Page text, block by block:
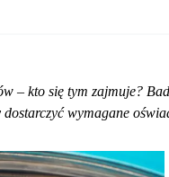
– kto się tym zajmuje?
dostarczyć wymagane